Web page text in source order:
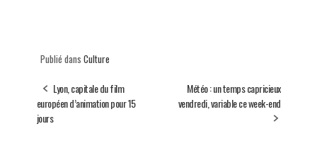
Publié dans Culture
Lyon, capitale du film
européen d’animation pour 15
jours
Météo : un temps capricieux
vendredi, variable ce week-end